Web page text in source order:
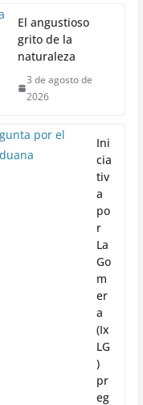
El angustioso
grito de la
naturaleza
3 de agosto de
2026
Ini
cia
tiv
a
po
r
La
Go
m
er
a
(Ix
LG
)
pr
eg